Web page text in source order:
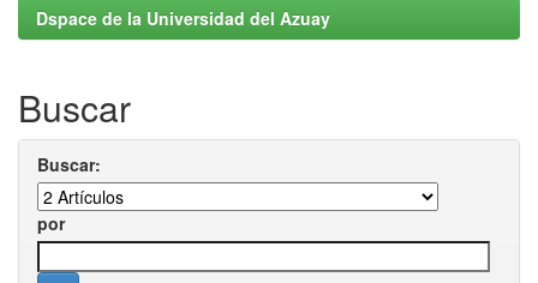
Dspace de la Universidad del Azuay
Buscar
Buscar:
por